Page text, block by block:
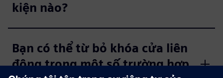
kiện nào?
Bạn có thể từ bỏ khóa cửa liên
động trong một số trường hợp